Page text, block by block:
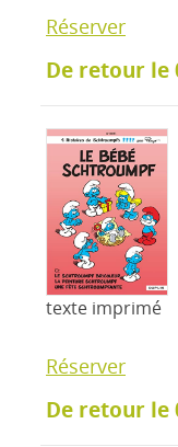
Réserver
De retour le
texte imprimé
Réserver
De retour le